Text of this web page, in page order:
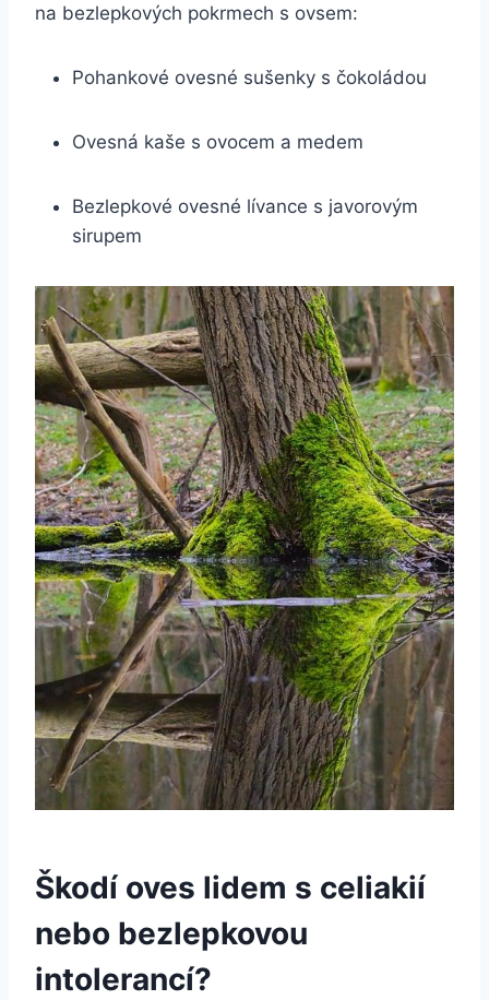
na bezlepkových pokrmech s ovsem:
Pohankové ovesné sušenky s čokoládou
Ovesná kaše s ovocem a medem
Bezlepkové ovesné lívance s javorovým
sirupem
Škodí oves lidem s celiakií
nebo bezlepkovou
intolerancí?